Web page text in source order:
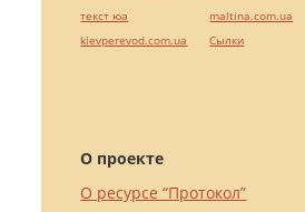
О проекте
О ресурсе “Протокол”
текст юа
kievperevod.com.ua
maltina.com.ua
Cылки